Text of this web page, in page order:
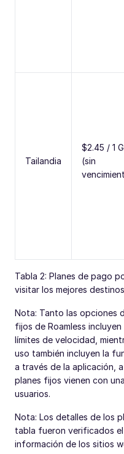
Tailandia
$2.45 / 1
(sin
Tabla 2: Planes de pago
visitar los mejores
Nota: Tanto las opciones
fijos de Roamless
límites de velocidad,
uso también incluyen la
a través de la aplicación,
planes fijos vienen con
usuarios.
Nota: Los detalles de los
tabla fueron verificados
información de los sitios